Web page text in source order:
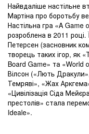
Найвдаліше настільне
Мартіна про боротьбу
Настільна гра «A Game
розроблена в 2011 році.
Петерсен (засновник
творець таких ігор, як
Board Game» та «World
Вілсон («Лють
Темряві», «Жах
«Цивілізація Сіда
престолів» стала
Ideale».